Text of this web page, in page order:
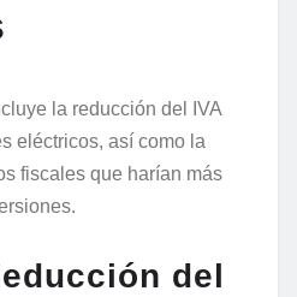
la reducción del IVA
eléctricos, así como la
fiscales que harían más
del